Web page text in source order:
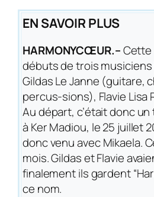
EN SAVOIR PLUS
HARMONYCŒUR.–Cette
débuts de trois
Gildas Le Janne (guitare,
percus-sions), Flavie
Au départ, c’était donc
à Ker Madiou, le 25 juillet
donc venu avec Mikaela.
mois. Gildas et Flavie
finalement ils gardent
ce nom.